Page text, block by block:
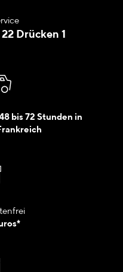
Drücken 1
bis 72 Stunden in